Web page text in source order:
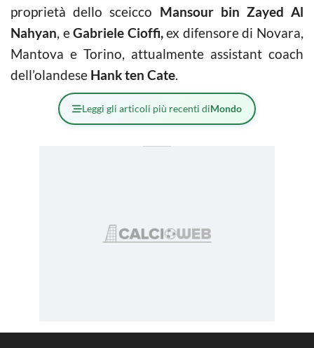
proprietà dello sceicco Mansour bin Zayed Al
Nahyan, eGabriele Cioffi,ex difensore di Novara,
Mantova e Torino, attualmente assistant coach
dell’olandese Hank ten Cate.
Leggi gli articoli più recenti diMondo